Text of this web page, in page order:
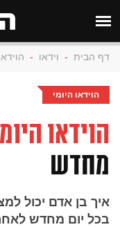
דף הבית - וידאו -
הוידאו היומי
הוידאו
מחדש
איך בן אדם יכול
בכל יום מחדש